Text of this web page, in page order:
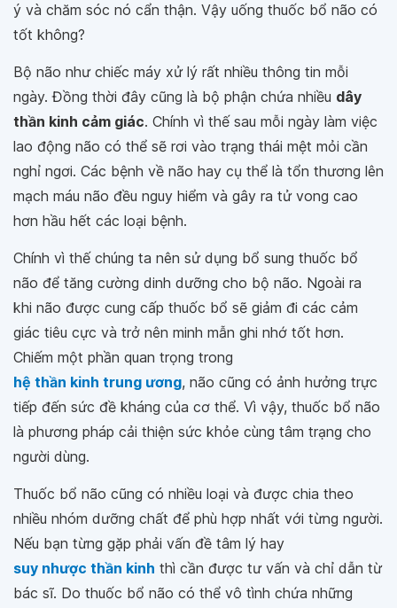
ý và chăm sóc nó cẩn thận. Vậy uống thuốc bổ não có
tốt không?
Bộ não như chiếc máy xử lý rất nhiều thông tin mỗi
ngày. Đồng thời đây cũng là bộ phận chứa nhiều dây
thần kinh cảm giác. Chính vì thế sau mỗi ngày làm việc
lao động não có thể sẽ rơi vào trạng thái mệt mỏi cần
nghỉ ngơi. Các bệnh về não hay cụ thể là tổn thương lên
mạch máu não đều nguy hiểm và gây ra tử vong cao
hơn hầu hết các loại bệnh.
Chính vì thế chúng ta nên sử dụng bổ sung thuốc bổ
não để tăng cường dinh dưỡng cho bộ não. Ngoài ra
khi não được cung cấp thuốc bổ sẽ giảm đi các cảm
giác tiêu cực và trở nên minh mẫn ghi nhớ tốt hơn.
Chiếm một phần quan trọng trong
hệ thần kinh trung ương, não cũng có ảnh hưởng trực
tiếp đến sức đề kháng của cơ thể. Vì vậy, thuốc bổ não
là phương pháp cải thiện sức khỏe cùng tâm trạng cho
người dùng.
Thuốc bổ não cũng có nhiều loại và được chia theo
nhiều nhóm dưỡng chất để phù hợp nhất với từng người.
Nếu bạn từng gặp phải vấn đề tâm lý hay
suy nhược thần kinh thì cần được tư vấn và chỉ dẫn từ
bác sĩ. Do thuốc bổ não có thể vô tình chứa những